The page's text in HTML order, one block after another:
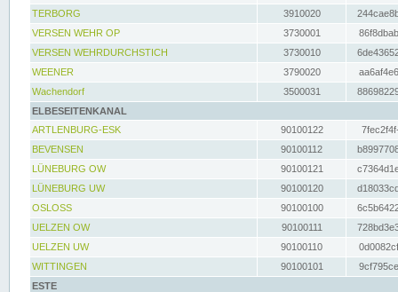
TERBORG
3910020
VERSEN WEHR OP
3730001
VERSEN WEHRDURCHSTICH
3730010
WEENER
3790020
Wachendorf
3500031
ELBESEITENKANAL
ARTLENBURG-ESK
90100122
BEVENSEN
90100112
LÜNEBURG OW
90100121
LÜNEBURG UW
90100120
OSLOSS
90100100
UELZEN OW
90100111
UELZEN UW
90100110
WITTINGEN
90100101
ESTE